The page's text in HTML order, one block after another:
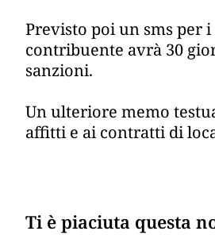
Previsto poi un sms per
contribuente avrà 30
sanzioni.
Un ulteriore memo
affitti e ai contratti di
Ti è piaciuta questa